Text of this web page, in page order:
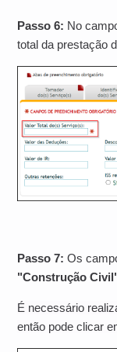
Passo 6: No
total da prestação
Passo 7: Os
"Construção
É necessário
então pode clicar